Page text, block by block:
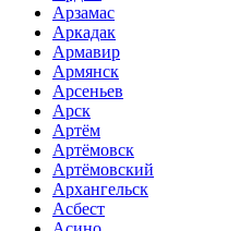
Арзамас
Аркадак
Армавир
Армянск
Арсеньев
Арск
Артём
Артёмовск
Артёмовский
Архангельск
Асбест